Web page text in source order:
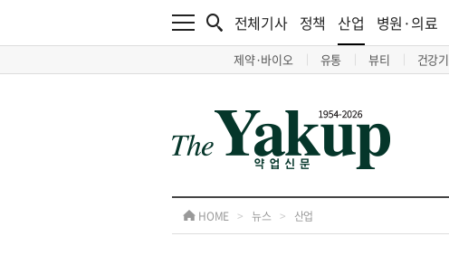
전체기사 정책 산업
제약·바이오 유통 뷰티 건강
병원·의료
HOME > 뉴스 > 산업